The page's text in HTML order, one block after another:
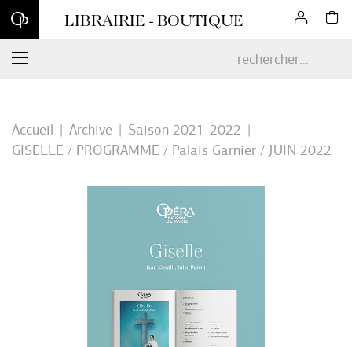
Inscrivez-vous à notre newsletter et profitez d'une remise de 10
% sur votre première commande en ligne*
LIBRAIRIE - BOUTIQUE
Accueil Archive
Saison 2021-2022
GISELLE / PROGRAMME / Palais Garnier / JUIN 2022